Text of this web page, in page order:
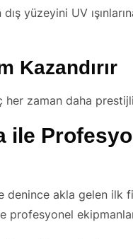
yüzeyini UV
Kazandırır
her zaman daha
ile
denince akla gelen
profesyonel